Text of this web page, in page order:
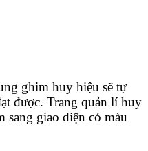
ghim huy hiệu sẽ tự
được. Trang quản lí huy
sang giao diện có màu